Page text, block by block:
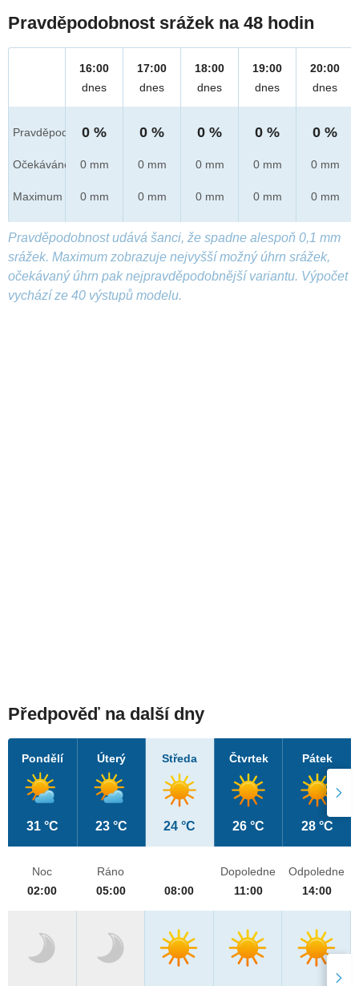
Pravděpodobnost srážek na 48 hodin
Pravděpod.
Očekáváno
Maximum
16:00
dnes
0 %
0 mm
0 mm
17:00
dnes
0 %
0 mm
0 mm
18:00
dnes
0 %
0 mm
0 mm
19:00
dnes
0 %
0 mm
0 mm
20:00
dnes
0 %
0 mm
0 mm
Pravděpodobnost udává šanci, že spadne alespoň 0,1 mm
srážek. Maximum zobrazuje nejvyšší možný úhrn srážek,
očekávaný úhrn pak nejpravděpodobnější variantu. Výpočet
vychází ze 40 výstupů modelu.
Předpověď na další dny
Pondělí
31 °C
Úterý
23 °C
Středa
24 °C
Čtvrtek
26 °C
Pátek
28 °C
Noc
02:00
Ráno
05:00
08:00
Dopoledne
11:00
Odpoledne
14:00